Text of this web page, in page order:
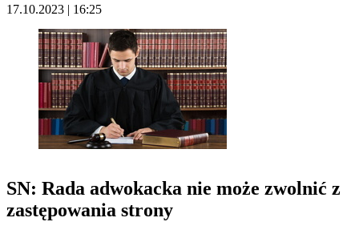
17.10.2023 | 16:25
SN: Rada adwokacka nie może zwolnić z
zastępowania strony